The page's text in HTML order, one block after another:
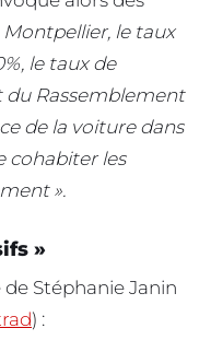
Montpellier, le taux
le taux de
du Rassemblement
de la voiture dans
cohabiter les
».
»
Stéphanie Janin
) :